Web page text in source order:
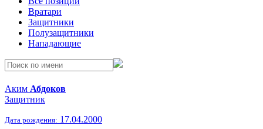
Вратари
Защитники
Полузащитники
Нападающие
Аким Абдоков
Защитник
Дата рождения: 17.04.2000